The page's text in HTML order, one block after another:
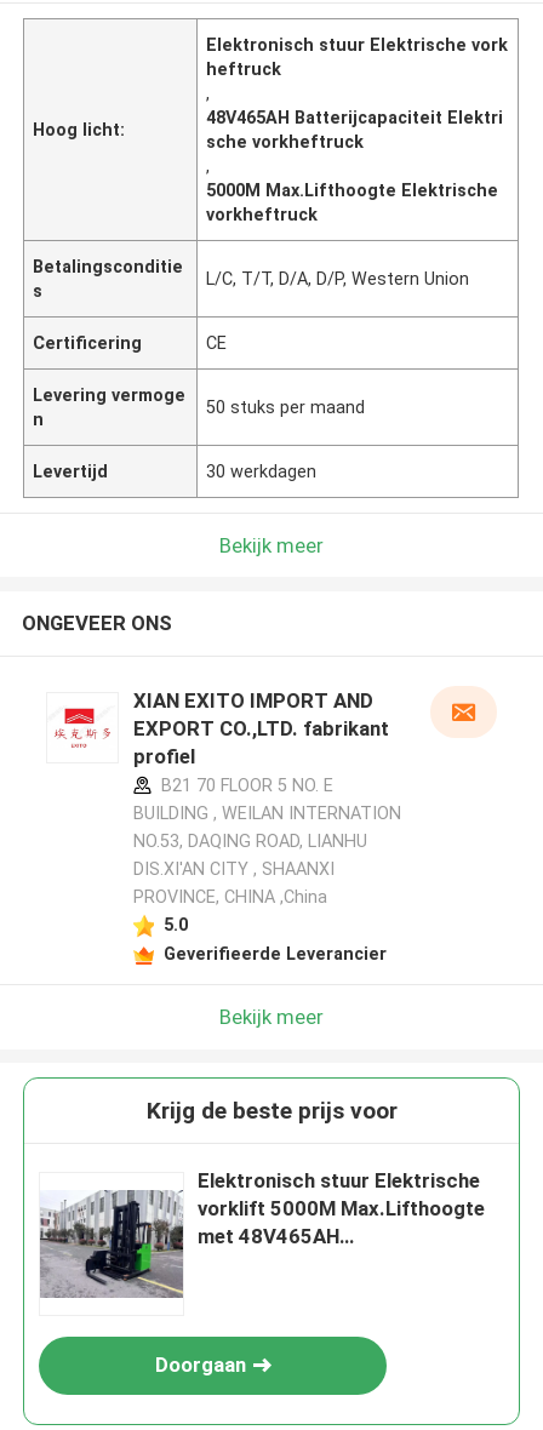
Hoog licht:
Elektronisch stuur Elektrische vork
heftruck
,
48V465AH Batterijcapaciteit Elektri
sche vorkheftruck
,
5000M Max.Lifthoogte Elektrische
vorkheftruck
Betalingsconditie
s
L/C, T/T, D/A, D/P, Western Union
Certificering CE
Levering vermoge
n
50 stuks per maand
Levertijd 30 werkdagen
Bekijk meer
ONGEVEER ONS
XIAN EXITO IMPORT AND
EXPORT CO.,LTD. fabrikant
profiel
B21 70 FLOOR 5 NO. E
BUILDING , WEILAN INTERNATION
NO.53, DAQING ROAD, LIANHU
DIS.XI'AN CITY , SHAANXI
PROVINCE, CHINA ,China
5.0
Geverifieerde Leverancier
Bekijk meer
Krijg de beste prijs voor
Elektronisch stuur Elektrische
vorklift 5000M Max.Lifthoogte
met 48V465AH
Doorgaan